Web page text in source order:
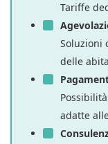
Tariffe
Soluzioni
delle
adatte